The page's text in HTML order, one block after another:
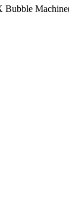
Bubble